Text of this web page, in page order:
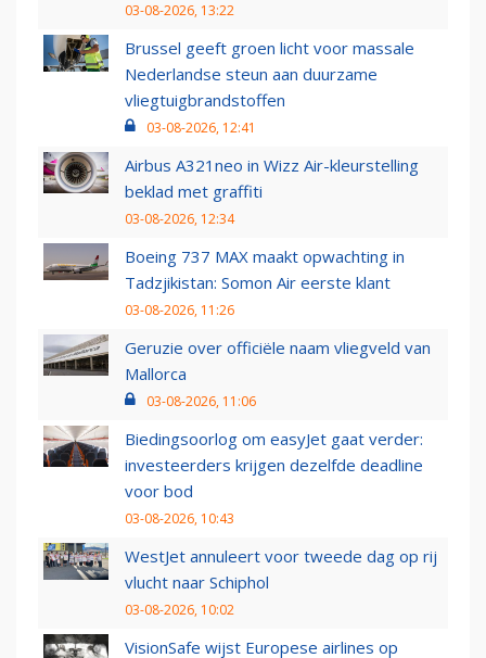
03-08-2026, 13:22
Brussel geeft groen licht voor massale
Nederlandse steun aan duurzame
vliegtuigbrandstoffen
03-08-2026, 12:41
Airbus A321neo in Wizz Air-kleurstelling
beklad met graffiti
03-08-2026, 12:34
Boeing 737 MAX maakt opwachting in
Tadzjikistan: Somon Air eerste klant
03-08-2026, 11:26
Geruzie over officiële naam vliegveld van
Mallorca
03-08-2026, 11:06
Biedingsoorlog om easyJet gaat verder:
investeerders krijgen dezelfde deadline
voor bod
03-08-2026, 10:43
WestJet annuleert voor tweede dag op rij
vlucht naar Schiphol
03-08-2026, 10:02
VisionSafe wijst Europese airlines op